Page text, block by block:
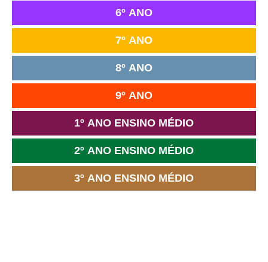
6º ANO
7º ANO
8º ANO
9º ANO
1º ANO ENSINO MÉDIO
2º ANO ENSINO MÉDIO
3º ANO ENSINO MÉDIO